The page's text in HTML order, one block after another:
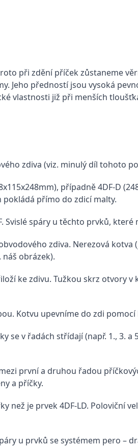
při zdění příček zůstaneme
Jeho předností jsou vysoká
vlastnosti již při menších
zdiva (viz. minulý díl tohoto
případně 4DF-D
přímo do zdicí malty.
spáry u těchto prvků, které
zdiva. Nerezová kotva
obrázek).
ke zdivu. Tužkou skrz otvory v
Kotvu upevníme do zdi
v řadách střídají (např. 1., 3. a
první a druhou řadou
a příčky.
než je prvek 4DF-LD. Poloviční
u prvků se systémem pero –